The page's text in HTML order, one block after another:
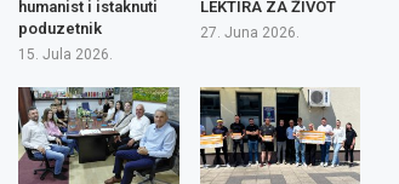
humanist i istaknuti
poduzetnik
15. Jula 2026.
LEKTIRA ZA ŽIVOT
27. Juna 2026.